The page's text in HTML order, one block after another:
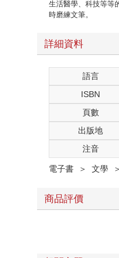
生活醫學、科技等等
時磨練文筆。
詳細資料
語言
ISBN
頁數
出版地
注音
電子書 ＞ 文學 ＞
商品評價